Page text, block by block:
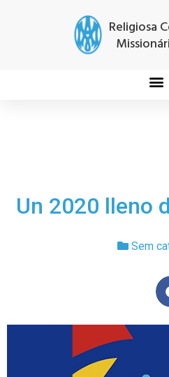
Religiosa
Un 2020 lleno
Sem